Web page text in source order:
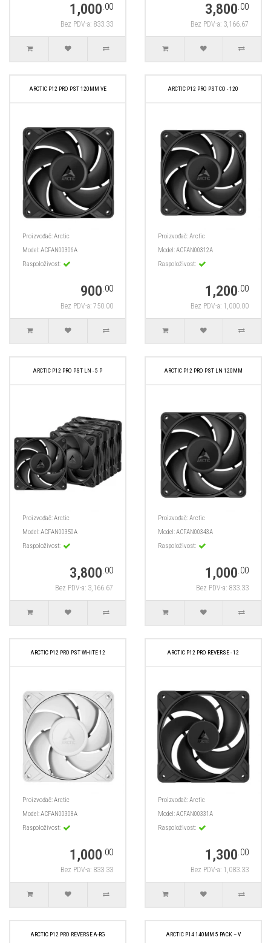
1,000.00
Bez PDV-a: 833.33
3,800.00
Bez PDV-a: 3,166.67
ARCTIC P12 PRO PST 120MM VE
Proizvođač:Arctic
Model:ACFAN00306A
Raspoloživost:
900.00
Bez PDV-a: 750.00
ARCTIC P12 PRO PST CO - 120
Proizvođač:Arctic
Model:ACFAN00312A
Raspoloživost:
1,200.00
Bez PDV-a: 1,000.00
ARCTIC P12 PRO PST LN - 5 P
Proizvođač:Arctic
Model:ACFAN00350A
Raspoloživost:
3,800.00
Bez PDV-a: 3,166.67
ARCTIC P12 PRO PST LN 120MM
Proizvođač:Arctic
Model:ACFAN00343A
Raspoloživost:
1,000.00
Bez PDV-a: 833.33
ARCTIC P12 PRO PST WHITE 12
Proizvođač:Arctic
Model:ACFAN00308A
Raspoloživost:
1,000.00
Bez PDV-a: 833.33
ARCTIC P12 PRO REVERSE - 12
Proizvođač:Arctic
Model:ACFAN00331A
Raspoloživost:
1,300.00
Bez PDV-a: 1,083.33
ARCTIC P12 PRO REVERSE A-RG ARCTIC P14 140MM 5 PACK – V